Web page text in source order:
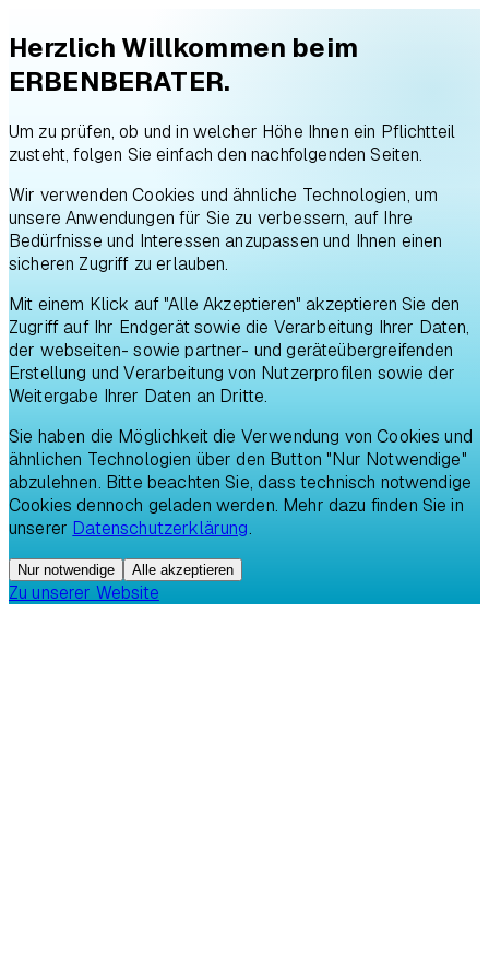
Herzlich Willkommen beim
ERBENBERATER.
Um zu prüfen, ob und in welcher Höhe Ihnen ein Pflichtteil
zusteht, folgen Sie einfach den nachfolgenden Seiten.
Wir verwenden Cookies und ähnliche Technologien, um
unsere Anwendungen für Sie zu verbessern, auf Ihre
Bedürfnisse und Interessen anzupassen und Ihnen einen
sicheren Zugriff zu erlauben.
Mit einem Klick auf "Alle Akzeptieren" akzeptieren Sie den
Zugriff auf Ihr Endgerät sowie die Verarbeitung Ihrer Daten,
der webseiten- sowie partner- und geräteübergreifenden
Erstellung und Verarbeitung von Nutzerprofilen sowie der
Weitergabe Ihrer Daten an Dritte.
Sie haben die Möglichkeit die Verwendung von Cookies und
ähnlichen Technologien über den Button "Nur Notwendige"
abzulehnen. Bitte beachten Sie, dass technisch notwendige
Cookies dennoch geladen werden. Mehr dazu finden Sie in
unserer Datenschutzerklärung.
Nur notwendige Alle akzeptieren
Zu unserer Website